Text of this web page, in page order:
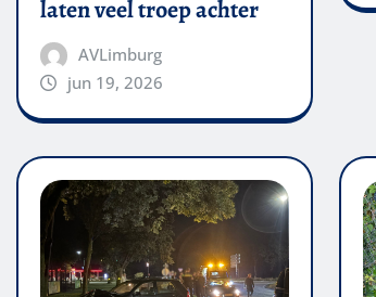
laten veel troep achter
AVLimburg
jun 19, 2026